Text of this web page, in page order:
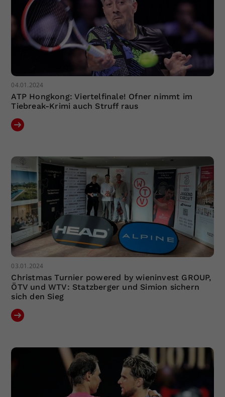
04.01.2024
ATP Hongkong: Viertelfinale! Ofner nimmt im
Tiebreak-Krimi auch Struff raus
03.01.2024
Christmas Turnier powered by wieninvest GROUP,
ÖTV und WTV: Statzberger und Simion sichern
sich den Sieg